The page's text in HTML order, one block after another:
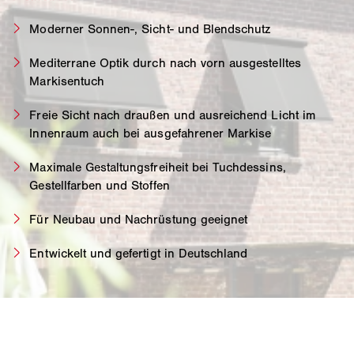
Moderner Sonnen-, Sicht- und Blendschutz
Mediterrane Optik durch nach vorn ausgestelltes
Markisentuch
Freie Sicht nach draußen und ausreichend Licht im
Innenraum auch bei ausgefahrener Markise
Maximale Gestaltungsfreiheit bei Tuchdessins,
Gestellfarben und Stoffen
Für Neubau und Nachrüstung geeignet
Entwickelt und gefertigt in Deutschland